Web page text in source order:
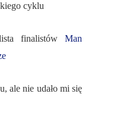
cyklu
finalistów Man
ale nie udało mi się